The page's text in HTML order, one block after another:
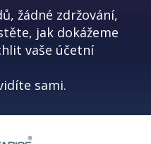
žádné zdržování,
jak dokážeme
vaše účetní
sami.